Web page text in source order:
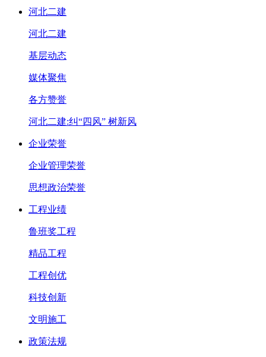
河北二建
河北二建
基层动态
媒体聚焦
各方赞誉
河北二建:纠“四风” 树新风
企业荣誉
企业管理荣誉
思想政治荣誉
工程业绩
鲁班奖工程
精品工程
工程创优
科技创新
文明施工
政策法规